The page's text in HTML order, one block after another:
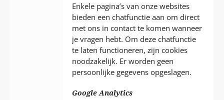
Enkele pagina’s van onze websites
bieden een chatfunctie aan om direct
met ons in contact te komen wanneer
je vragen hebt. Om deze chatfunctie
te laten functioneren, zijn cookies
noodzakelijk. Er worden geen
persoonlijke gegevens opgeslagen.
Google Analytics